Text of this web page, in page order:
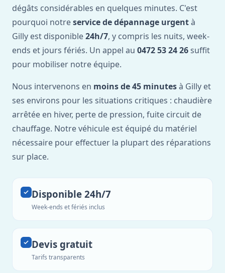
dégâts considérables en quelques minutes. C'est
pourquoi notreservice de dépannage urgentà
Gilly est disponible24h/7, y compris les nuits, week-
ends et jours fériés. Un appel au 0472 53 24 26 suffit
pour mobiliser notre équipe.
Nous intervenons en moins de 45 minutesà Gilly et
ses environs pour les situations critiques : chaudière
arrêtée en hiver, perte de pression, fuite circuit de
chauffage. Notre véhicule est équipé du matériel
nécessaire pour effectuer la plupart des réparations
sur place.
Disponible 24h/7
Week-ends et fériés inclus
Devis gratuit
Tarifs transparents